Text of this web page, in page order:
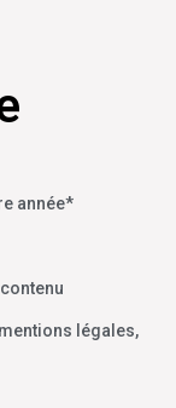
année*
légales,